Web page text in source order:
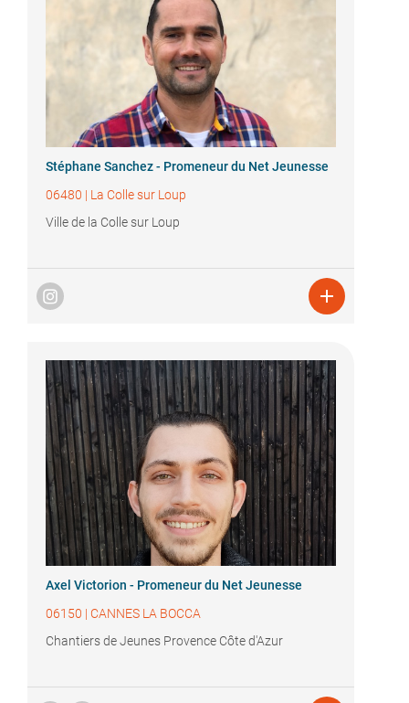
Stéphane Sanchez - Promeneur du Net Jeunesse
06480 | La Colle sur Loup
Ville de la Colle sur Loup

Axel Victorion - Promeneur du Net Jeunesse
06150 | CANNES LA BOCCA
Chantiers de Jeunes Provence Côte d'Azur